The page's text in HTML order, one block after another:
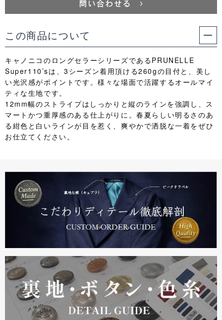
この商品について
キャノニコのロングセラーシリーズであるPRUNELLE
Super110’sは、3シーズン着用頂ける260gの目付と、美し
い光沢感がポイントです。様々な場面で活躍するオールマイ
ティな生地です。
12mm幅のストライプはしっかりと縦のラインを強調し、ス
マートかつ重厚感のある仕上がりに。春夏らしい明るさのあ
る紺色と白いラインが目を惹く、爽やかで洒脱な一着をぜひ
お仕立てください。